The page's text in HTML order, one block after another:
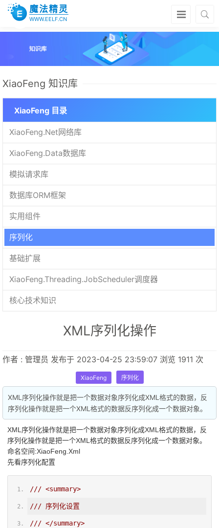
魔法精灵
WWW.EELF.CN
XiaoFeng 知识库
XiaoFeng 目录
XiaoFeng.Net网络库
XiaoFeng.Data数据库
模拟请求库
数据库ORM框架
实用组件
序列化
基础扩展
XiaoFeng.Threading.JobScheduler调度器
核心技术知识
XML序列化操作
作者 : 管理员 发布于 2023-04-25 23:59:07 浏览 1911 次
XiaoFeng 序列化
XML序列化操作就是把一个数据对象序列化成XML格式的数据，反
序列化操作就是把一个XML格式的数据反序列化成一个数据对象。
XML序列化操作就是把一个数据对象序列化成XML格式的数据，反
序列化操作就是把一个XML格式的数据反序列化成一个数据对象。
命名空间:XiaoFeng.Xml
先看序列化配置
/// <summary>
/// 序列化设置
/// </summary>